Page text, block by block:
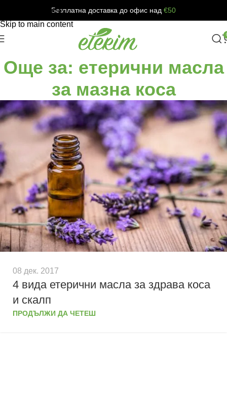
Skip to navigation
Skip to main content
Безплатна доставка до офис над €50
Още за: етерични масла
за мазна коса
08 дек. 2017
4 вида етерични масла за здрава коса
и скалп
ПРОДЪЛЖИ ДА ЧЕТЕШ